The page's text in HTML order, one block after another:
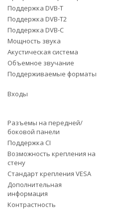
Поддержка DVB-T
Поддержка DVB-T2
Поддержка DVB-C
Мощность звука
Акустическая система
Объемное звучание
Поддерживаемые форматы
Входы
Разъемы на передней/
боковой панели
Поддержка CI
Возможность крепления на
стену
Стандарт крепления VESA
Дополнительная
информация
Контрастность